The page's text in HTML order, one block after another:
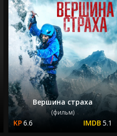
Вершина страха
(фильм)
6.6 5.1